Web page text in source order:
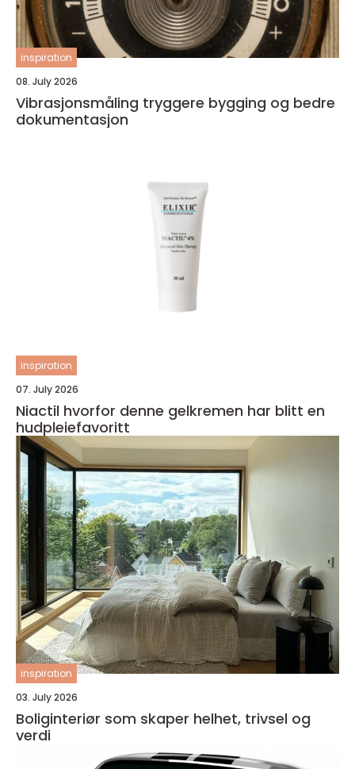
inspiration
08. July 2026
Vibrasjonsmåling tryggere bygging og bedre
dokumentasjon
inspiration
07. July 2026
Niactil hvorfor denne gelkremen har blitt en
hudpleiefavoritt
inspiration
03. July 2026
Boliginteriør som skaper helhet, trivsel og
verdi